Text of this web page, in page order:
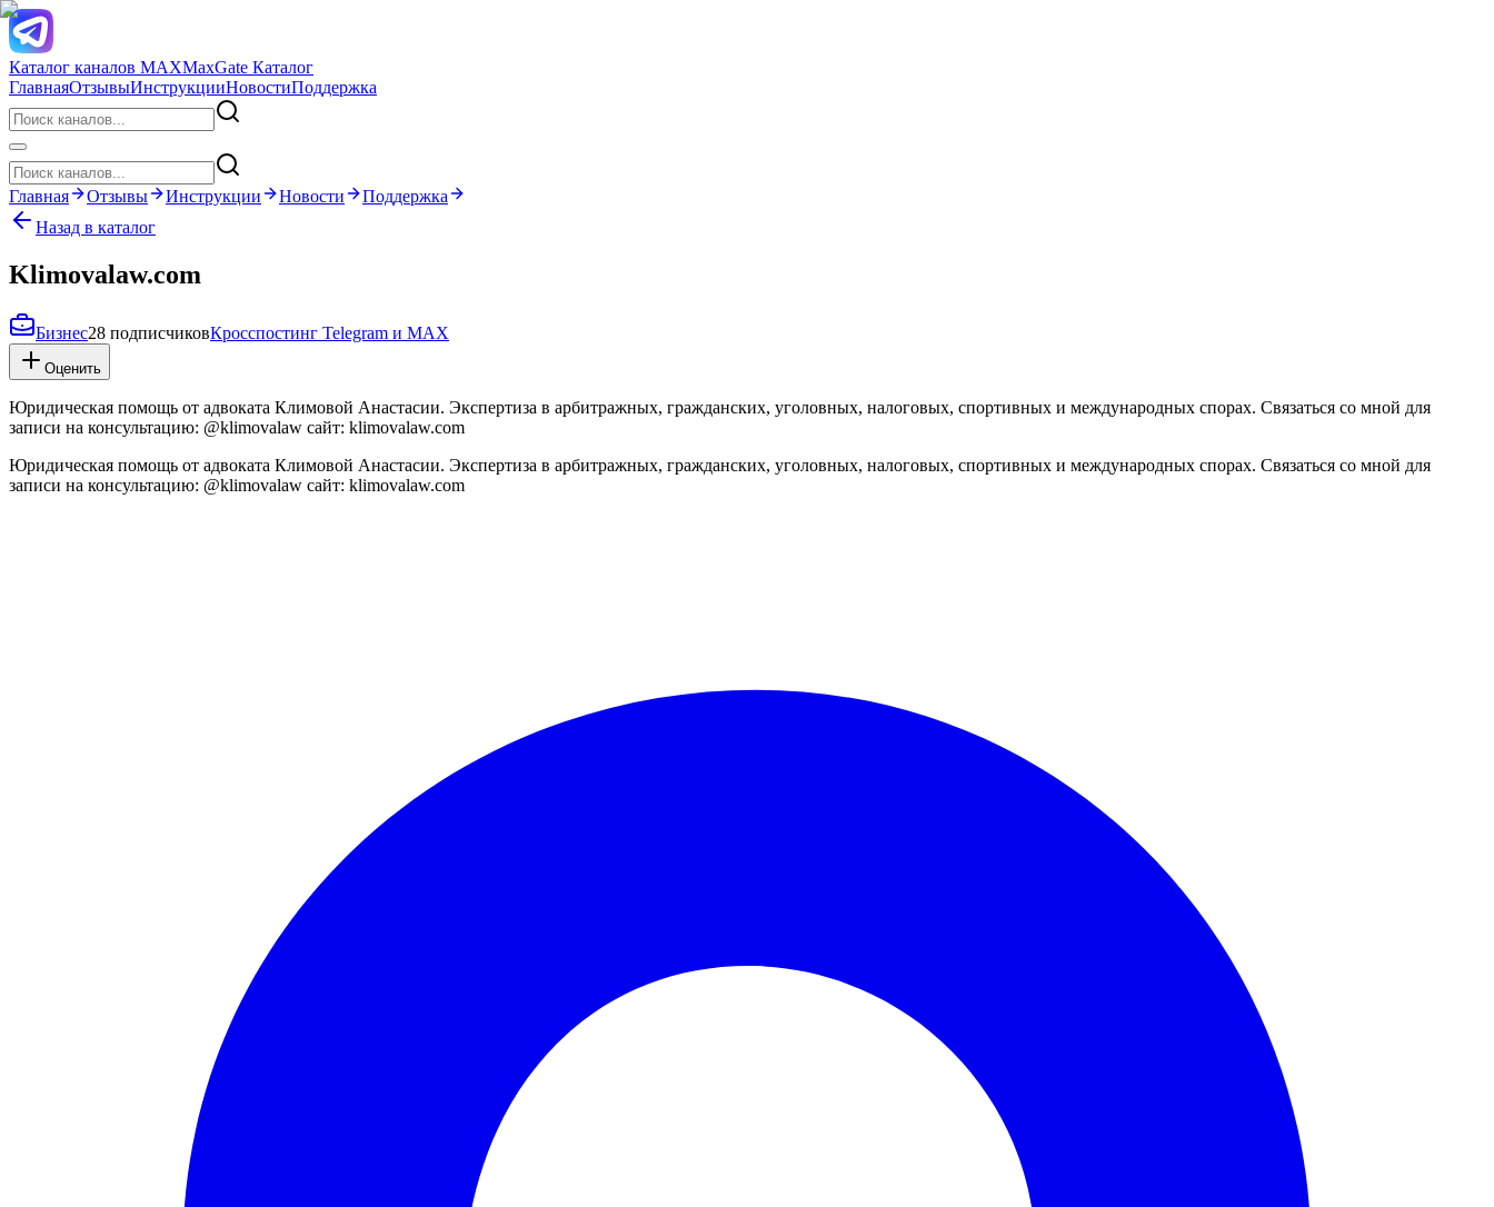
Каталог каналов MAXMaxGate Каталог
ГлавнаяОтзывыИнструкцииНовостиПоддержка
Главная Отзывы Инструкции Новости
Поддержка
Назад в каталог
Klimovalaw.com
Бизнес28 подписчиковКросспостинг Telegram и MAX
Оценить
Юридическая помощь от адвоката Климовой Анастасии. Экспертиза в арбитражных, гражданских, уголовных, налоговых, спортивных и международных спорах. Связаться со мной для
записи на консультацию: @klimovalaw сайт: klimovalaw.com
Юридическая помощь от адвоката Климовой Анастасии. Экспертиза в арбитражных, гражданских, уголовных, налоговых, спортивных и международных спорах. Связаться со мной для
записи на консультацию: @klimovalaw сайт: klimovalaw.com